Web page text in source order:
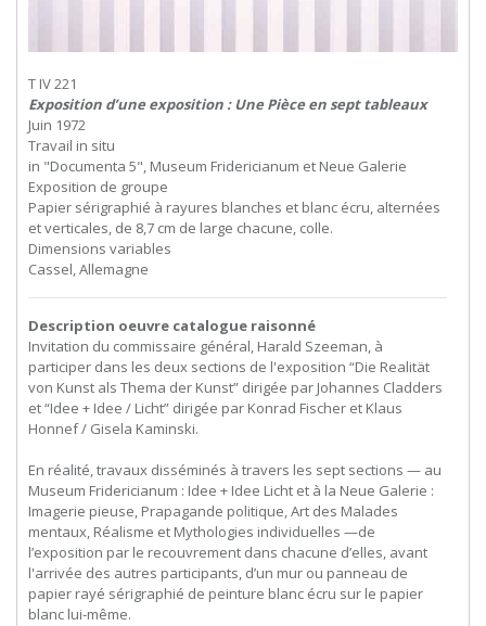
T IV 221
Exposition d’une exposition : Une Pièce en sept tableaux
Juin 1972
Travail in situ
in "Documenta 5", Museum Fridericianum et Neue Galerie
Exposition de groupe
Papier sérigraphié à rayures blanches et blanc écru, alternées
et verticales, de 8,7 cm de large chacune, colle.
Dimensions variables
Cassel, Allemagne
Description oeuvre catalogue raisonné
Invitation du commissaire général, Harald Szeeman, à
participer dans les deux sections de l'exposition “Die Realität
von Kunst als Thema der Kunst” dirigée par Johannes Cladders
et “Idee + Idee / Licht” dirigée par Konrad Fischer et Klaus
Honnef / Gisela Kaminski.
En réalité, travaux disséminés à travers les sept sections — au
Museum Fridericianum : Idee + Idee Licht et à la Neue Galerie :
Imagerie pieuse, Prapagande politique, Art des Malades
mentaux, Réalisme et Mythologies individuelles —de
l’exposition par le recouvrement dans chacune d’elles, avant
l'arrivée des autres participants, d’un mur ou panneau de
papier rayé sérigraphié de peinture blanc écru sur le papier
blanc lui-même.